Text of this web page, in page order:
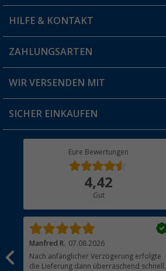
Vorteilskarte
Blog
Jobs & Karriere
Berger Bewusst
HILFE & KONTAKT
FAQ & Kontakt
Versandinformationen
Rücksendung
ZAHLUNGSARTEN
WIR VERSENDEN MIT
SICHER EINKAUFEN
Eure Bewertungen
4,42
Gut
Manfred R. 07.08.2026
Nach anfänglicher Verzögerung erfolgte
die Lieferung dann überraschend schnell.